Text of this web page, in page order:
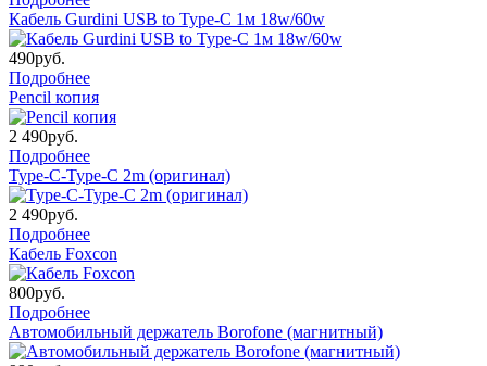
Кабель Gurdini USB to Type-C 1м 18w/60w
490руб.
Подробнее
Pencil копия
2 490руб.
Подробнее
Type-C-Type-C 2m (оригинал)
2 490руб.
Подробнее
Кабель Foxcon
800руб.
Подробнее
Автомобильный держатель Borofone (магнитный)